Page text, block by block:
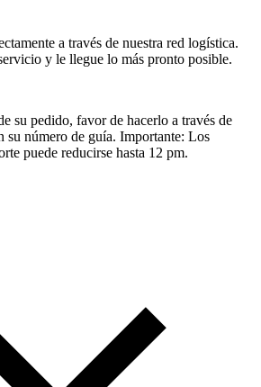
a través de nuestra red logística.
y le llegue lo más pronto posible.
su pedido, favor de hacerlo a través de
su número de guía. Importante: Los
puede reducirse hasta 12 pm.